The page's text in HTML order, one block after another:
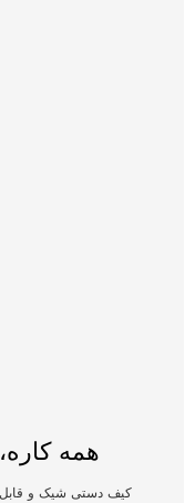
همه
کیف دستی شیک و